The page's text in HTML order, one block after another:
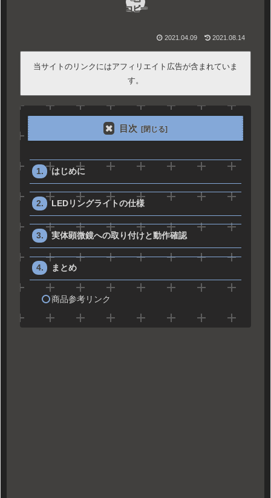
コピー
2021.04.09 2021.08.14
当サイトのリンクにはアフィリエイト広告が含まれていま
す。
目次
はじめに
LEDリングライトの仕様
実体顕微鏡への取り付けと動作確認
まとめ
商品参考リンク